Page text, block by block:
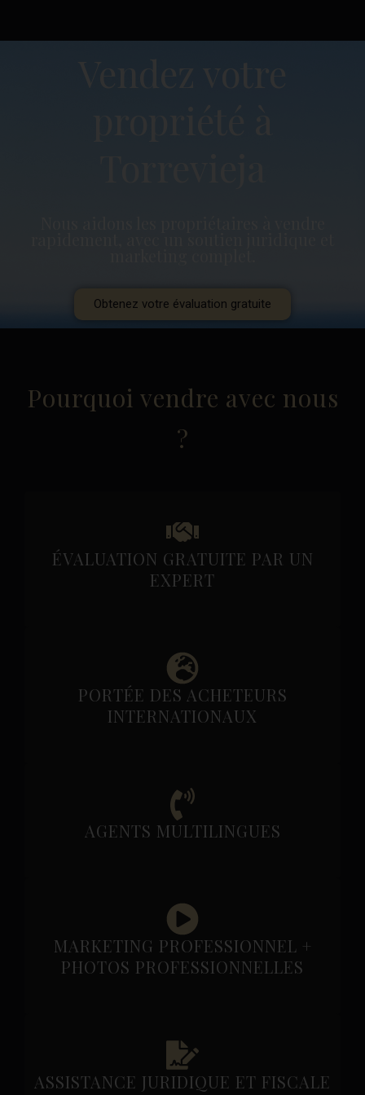
Obtenez votre évaluation gratuite
Pourquoi vendre avec nous
?
ÉVALUATION GRATUITE PAR UN
EXPERT
PORTÉE DES ACHETEURS
INTERNATIONAUX
AGENTS MULTILINGUES
MARKETING PROFESSIONNEL +
PHOTOS PROFESSIONNELLES
ASSISTANCE JURIDIQUE ET FISCALE